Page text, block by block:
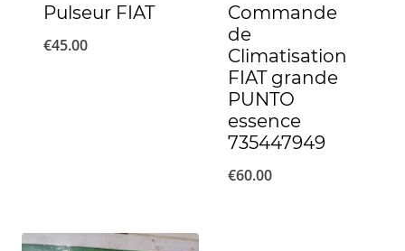
Pulseur FIAT
€45.00
Commande
de
Climatisation
FIAT grande
PUNTO
essence
735447949
€60.00